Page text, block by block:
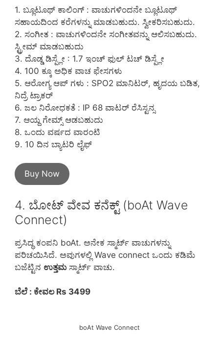
1. ಬ್ಲೂಟೂಥ್ ಕಾಲಿಂಗ್ : ವಾಚುಗಳಿಂದನೇ ಬ್ಲೂಟೂಥ್
ಸಹಾಯದಿಂದ ಕರೆಗಳನ್ನು ಮಾಡಬಹುದು. ಸ್ವೀಕರಿಸಬಹುದು.
2. ಸಂಗೀತ : ವಾಚುಗಳಿಂದನೇ ಸಂಗೀತವನ್ನು ಆಲಿಸಬಹುದು.
ಸ್ಟ್ರೀಮ್ ಮಾಡಬಹುದು
3. ದೊಡ್ಡ ಡಿಸ್ಪ್ಲೇ : 1.7 ಇಂಚ್ ಫುಲ್ ಟಚ್ ಡಿಸ್ಪ್ಲೇ
4. 100 ಕ್ಕೂ ಅಧಿಕ ವಾಚ ಫೇಸಗಳು
5. ಆರೋಗ್ಯ ಆಪ್ ಗಳು : SPO2 ಮಾನಿಟರ್, ಹೃದಯ ಬಡಿತ,
ನಿದ್ರೆ ಟ್ರಾಕರ್
6. ಜಲ ನಿರೋಧಕತೆ : IP 68 ವಾಟರ್ ರೆಸಿಸ್ಟನ್ಸ
7. ಆಯ್ದ ಗೇಮ್ಸ್ ಆಡಬಹುದು
8. ಒಂದು ವರ್ಷದ ವಾರಂಟಿ
9. 10 ದಿನ ಬ್ಯಾಟರಿ ಲೈಫ್
Buy Now
4. ಬೋಟ್ ವೇವ ಕನೆಕ್ಟ್ (boAt Wave
Connect)
ಪ್ರಸಿದ್ಧ ಕಂಪನಿ boAt. ಅನೇಕ ಸ್ಮಾರ್ಟ್ ವಾಚುಗಳನ್ನು
ಪರಿಚಯಿಸಿದೆ. ಅವುಗಳಲ್ಲಿ Wave connect ಒಂದು ಕಡಿಮೆ
ಬಜೆಟ್ಟಿನ ಉತ್ತಮಸ್ಮಾರ್ಟ್ ವಾಚು.
ಬೆಲೆ : ಕೇವಲ Rs 3499
boAt Wave Connect